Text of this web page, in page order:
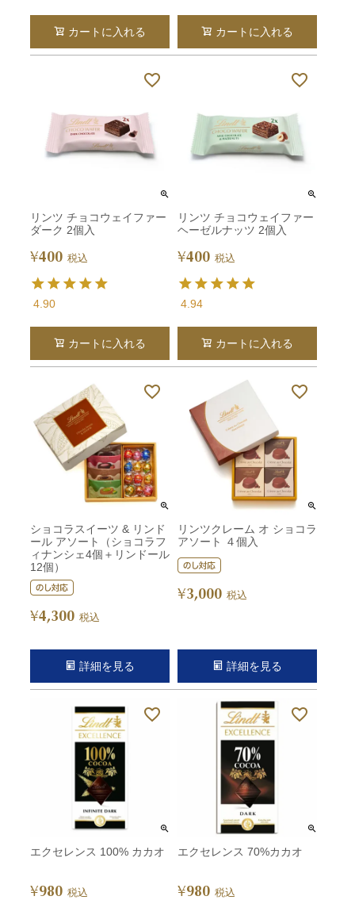
カートに入れる カートに入れる
リンツ チョコウェイファー
ダーク 2個入
¥400 税込
4.90
カートに入れる
リンツ チョコウェイファー
ヘーゼルナッツ 2個入
¥400 税込
4.94
カートに入れる
ショコラスイーツ & リンド
ール アソート（ショコラフ
ィナンシェ4個＋リンドール
12個）
¥4,300 税込
詳細を見る
リンツクレーム オ ショコラ
アソート ４個入
¥3,000 税込
詳細を見る
エクセレンス 100% カカオ
¥980 税込
エクセレンス 70%カカオ
¥980 税込